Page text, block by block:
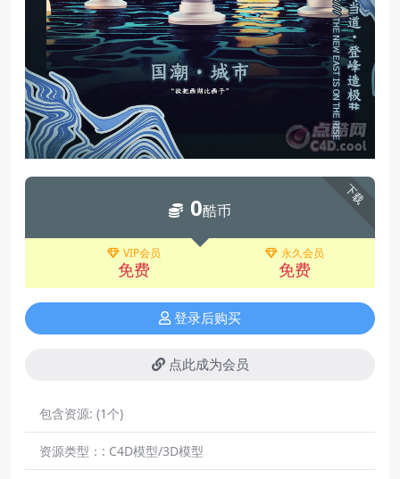
下载
0酷币
VIP会员
免费
永久会员
免费
登录后购买
点此成为会员
包含资源: (1个)
资源类型：: C4D模型/3D模型